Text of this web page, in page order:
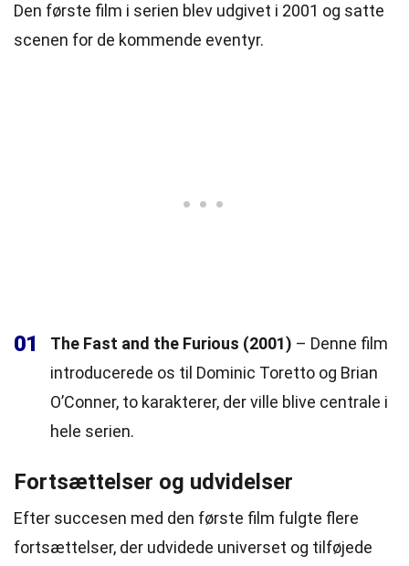
Den første film i serien blev udgivet i 2001 og satte
scenen for de kommende eventyr.
01 The Fast and the Furious (2001) – Denne film
introducerede os til Dominic Toretto og Brian
O’Conner, to karakterer, der ville blive centrale i
hele serien.
Fortsættelser og udvidelser
Efter succesen med den første film fulgte flere
fortsættelser, der udvidede universet og tilføjede